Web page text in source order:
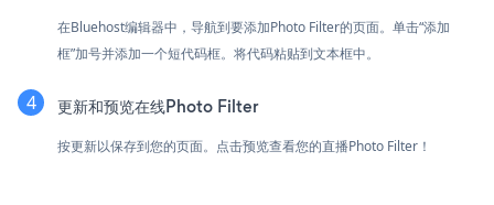
在Bluehost编辑器中，导航到要添加Photo Filter的页面。单击“添加
框”加号并添加一个短代码框。将代码粘贴到文本框中。
更新和预览在线Photo Filter
按更新以保存到您的页面。点击预览查看您的直播Photo Filter！